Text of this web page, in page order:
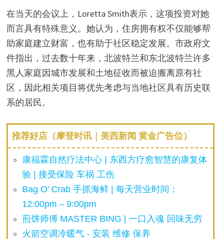
在当天的会议上，Loretta Smith表示，这项投资对她
而言具有特殊意义。她认为，住房拥有权不仅能够帮
助家庭建立财富，也有助于社区稳定发展。市政府文
件指出，过去数十年来，北波特兰和东北波特兰许多
黑人家庭因城市发展和土地征收而被迫搬离原有社
区，因此相关项目将优先考虑与当地社区具有历史联
系的居民。
推荐好店（摩登时讯｜美西新闻 黄金广告位）
康福霖自然疗法中心 | 东西方疗愈智慧的康复体
验 | 接受保险 车祸 工伤
Bag O’ Crab 手抓海鲜 | 每天营业时间：
12:00pm – 9:00pm
煎饼师傅 MASTER BING | 一口入魂 回味无穷
火箭空调冷暖气 - 安装 维修 保养